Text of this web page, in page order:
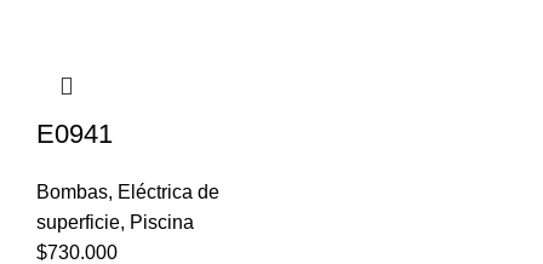
E0941
Bombas, Eléctrica de
superficie, Piscina
$730.000